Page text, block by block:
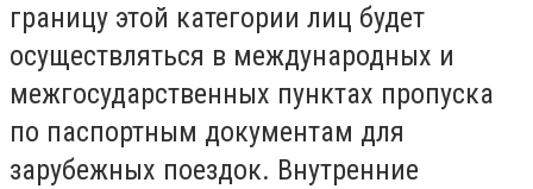
границу этой категории лиц будет
осуществляться в международных и
межгосударственных пунктах пропуска
по паспортным документам для
зарубежных поездок. Внутренние